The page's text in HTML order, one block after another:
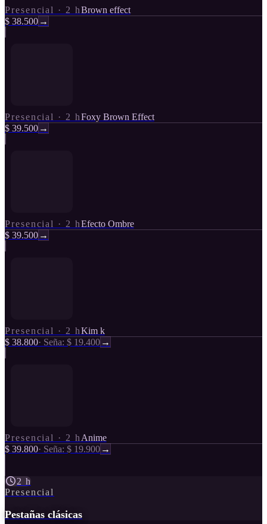
Presencial · 2 hBrown effect
$ 38.500 →
Presencial · 2 hFoxy Brown Effect
$ 39.500 →
Presencial · 2 hEfecto Ombre
$ 39.500 →
Presencial · 2 hKim k
$ 38.800· Seña: $ 19.400 →
Presencial · 2 h Anime
$ 39.800· Seña: $ 19.900 →
2 h
Presencial
Pestañas clásicas